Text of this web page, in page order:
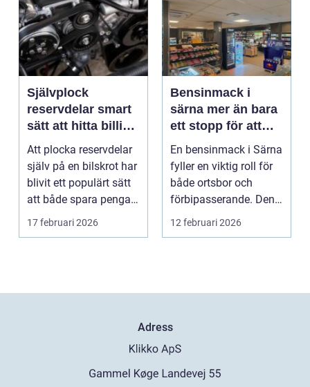
Självplock
reservdelar smart
sätt att hitta billiga
bildelar
Att plocka reservdelar
själv på en bilskrot har
blivit ett populärt sätt
att både spara pengar
och g...
17 februari 2026
Bensinmack i
särna mer än bara
ett stopp för att
tanka
En bensinmack i Särna
fyller en viktig roll för
både ortsbor och
förbipasserande. Den
fungerar som e...
12 februari 2026
Adress